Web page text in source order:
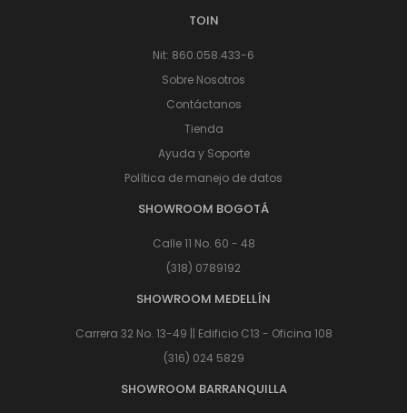
TOIN
Nit: 860.058.433-6
Sobre Nosotros
Contáctanos
Tienda
Ayuda y Soporte
Política de manejo de datos
SHOWROOM BOGOTÁ
Calle 11 No. 60 - 48
(318) 0789192
SHOWROOM MEDELLÍN
Carrera 32 No. 13-49 || Edificio C13 - Oficina 108
(316) 024 5829
SHOWROOM BARRANQUILLA